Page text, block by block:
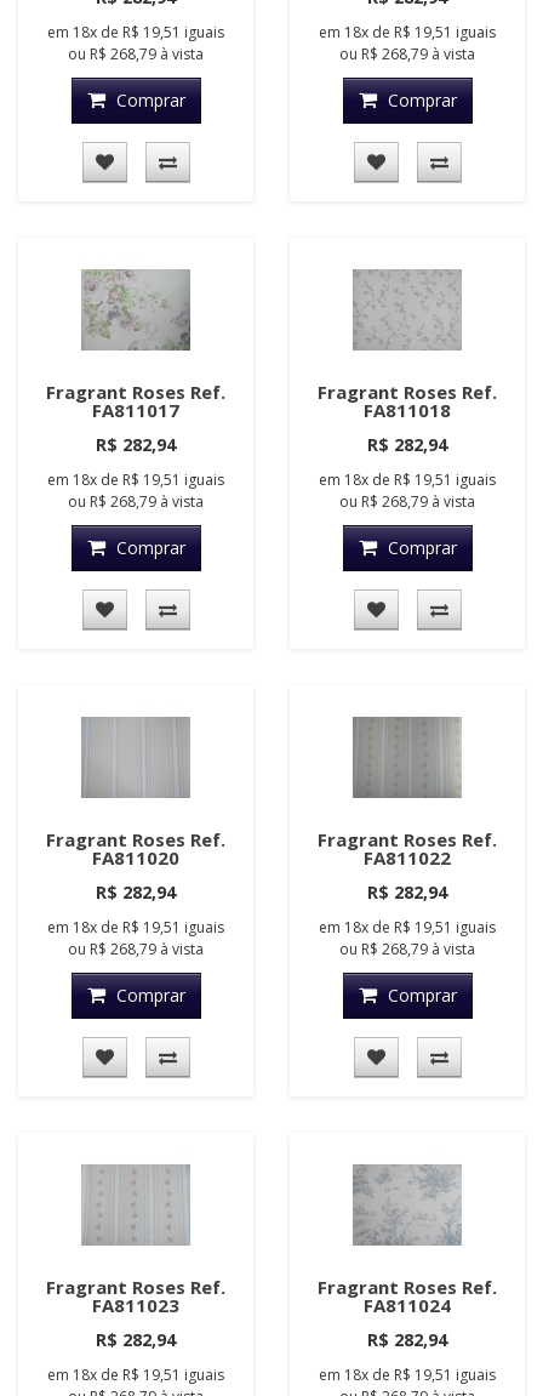
em 18x de R$ 19,51 iguais
ou R$ 268,79 à vista
Comprar
em 18x de R$ 19,51 iguais
ou R$ 268,79 à vista
Comprar
Fragrant Roses Ref.
FA811017
R$ 282,94
em 18x de R$ 19,51 iguais
ou R$ 268,79 à vista
Comprar
Fragrant Roses Ref.
FA811018
R$ 282,94
em 18x de R$ 19,51 iguais
ou R$ 268,79 à vista
Comprar
Fragrant Roses Ref.
FA811020
R$ 282,94
em 18x de R$ 19,51 iguais
ou R$ 268,79 à vista
Comprar
Fragrant Roses Ref.
FA811022
R$ 282,94
em 18x de R$ 19,51 iguais
ou R$ 268,79 à vista
Comprar
Fragrant Roses Ref.
FA811023
R$ 282,94
em 18x de R$ 19,51 iguais
Fragrant Roses Ref.
FA811024
R$ 282,94
em 18x de R$ 19,51 iguais